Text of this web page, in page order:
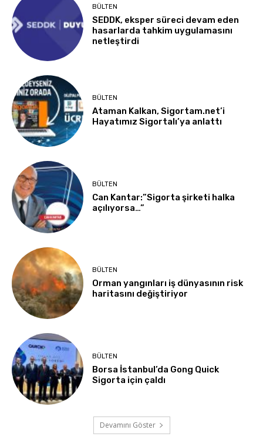
BÜLTEN
SEDDK, eksper süreci devam eden
hasarlarda tahkim uygulamasını
netleştirdi
BÜLTEN
Ataman Kalkan, Sigortam.net’i
Hayatımız Sigortalı’ya anlattı
BÜLTEN
Can Kantar:”Sigorta şirketi halka
açılıyorsa…”
BÜLTEN
Orman yangınları iş dünyasının risk
haritasını değiştiriyor
BÜLTEN
Borsa İstanbul’da Gong Quick
Sigorta için çaldı
Devamını Göster